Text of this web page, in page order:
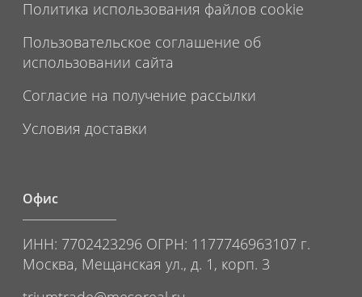
Политика использования файлов cookie
Пользовательское соглашение об
использовании сайта
Согласие на получение рассылки
Условия доставки
Офис
ИНН: 7702423296 ОГРН: 1177746963107 г.
Москва, Мещанская ул., д. 1, корп. 3